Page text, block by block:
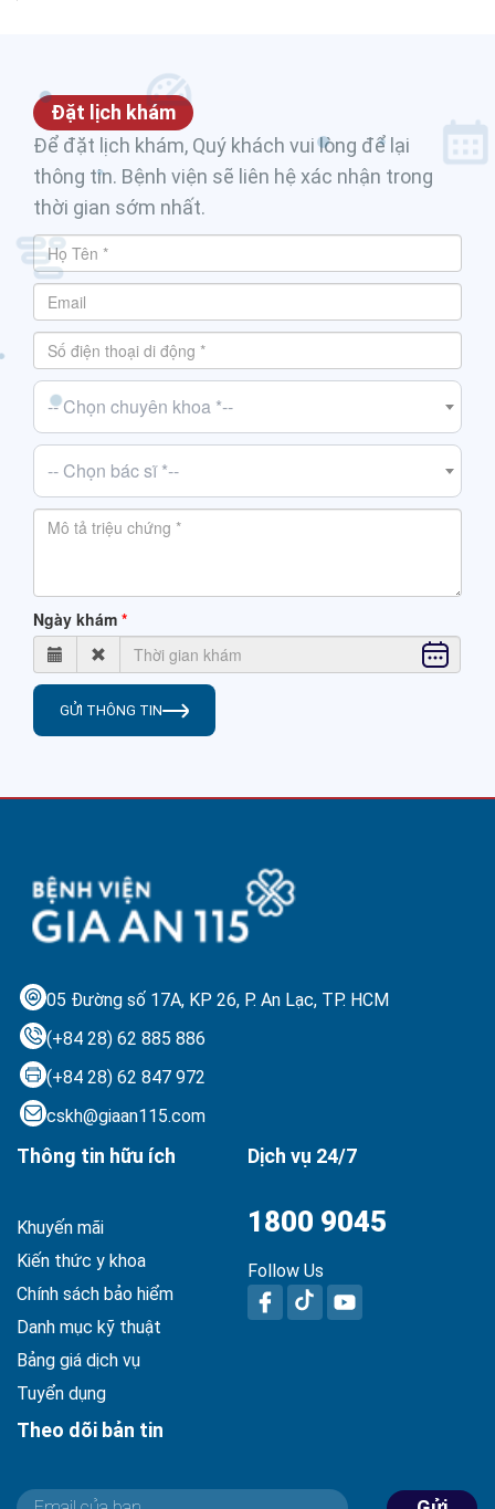
Đặt lịch khám
Để đặt lịch khám, Quý khách vui lòng để lại
thông tin. Bệnh viện sẽ liên hệ xác nhận trong
thời gian sớm nhất.
-- Chọn chuyên khoa *--
-- Chọn bác sĩ *--
Ngày khám
GỬI THÔNG TIN
05 Đường số 17A, KP 26, P. An Lạc, TP. HCM
(+84 28) 62 885 886
(+84 28) 62 847 972
cskh@giaan115.com
Thông tin hữu ích
Khuyến mãi
Kiến thức y khoa
Chính sách bảo hiểm
Danh mục kỹ thuật
Bảng giá dịch vụ
Tuyển dụng
Dịch vụ 24/7
1800 9045
Follow Us
Theo dõi bản tin